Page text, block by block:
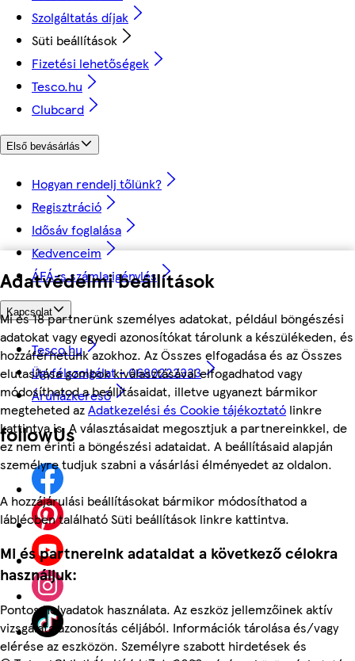
Adatvédelmi beállítások
Mi és 18 partnerünk személyes adatokat, például böngészési
adatokat vagy egyedi azonosítókat tárolunk a készülékeden, és
hozzáférhetünk azokhoz. Az Összes elfogadása és az Összes
elutasítása gombok kiválasztásával elfogadhatod vagy
módosíthatod a beállításaidat, illetve ugyanezt bármikor
megteheted azAdatkezelési és Cookie tájékoztató linkre
kattintva is. A választásaidat megosztjuk a partnereinkkel, de
ez nem érinti a böngészési adataidat. A beállításaid alapján
személyre tudjuk szabni a vásárlási élményedet az oldalon.
A hozzájárulási beállításokat bármikor módosíthatod a
láblécben található Süti beállítások linkre kattintva.
Mi és partnereink adataidat a következő célokra
használjuk:
Pontos helyadatok használata. Az eszköz jellemzőinek aktív
vizsgálata azonosítás céljából. Információk tárolása és/vagy
elérése az eszközön. Személyre szabott hirdetések és
Szolgáltatás díjak
Süti beállítások
Fizetési lehetőségek
Tesco.hu
Clubcard
Első bevásárlás
Hogyan rendelj tőlünk?
Regisztráció
Idősáv foglalása
Kedvenceim
ÁFÁ-s számla igénylés
Kapcsolat
Tesco.hu
Ügyfélszolgálat - 0680222333
Áruházkereső
followUs